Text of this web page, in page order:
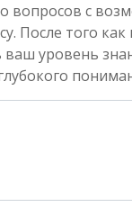
вопросов с
После того
ваш уровень